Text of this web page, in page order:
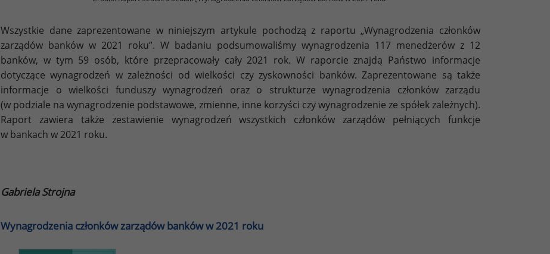
Wszystkie dane zaprezentowane w niniejszym artykule pochodzą z raportu „Wynagrodzenia członków
zarządów banków w 2021 roku”. W badaniu podsumowaliśmy wynagrodzenia 117 menedżerów z 12
banków, w tym 59 osób, które przepracowały cały 2021 rok. W raporcie znajdą Państwo informacje
dotyczące wynagrodzeń w zależności od wielkości czy zyskowności banków. Zaprezentowane są także
informacje o wielkości funduszy wynagrodzeń oraz o strukturze wynagrodzenia członków zarządu
(w podziale na wynagrodzenie podstawowe, zmienne, inne korzyści czy wynagrodzenie ze spółek zależnych).
Raport zawiera także zestawienie wynagrodzeń wszystkich członków zarządów pełniących funkcje
w bankach w 2021 roku.
Gabriela Strojna
Wynagrodzenia członków zarządów banków w 2021 roku